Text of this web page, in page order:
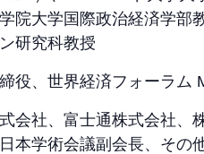
院大学国際政治経済学部
研究科教授
役、世界経済フォーラム
会社、富士通株式会社、
本学術会議副会長、そ